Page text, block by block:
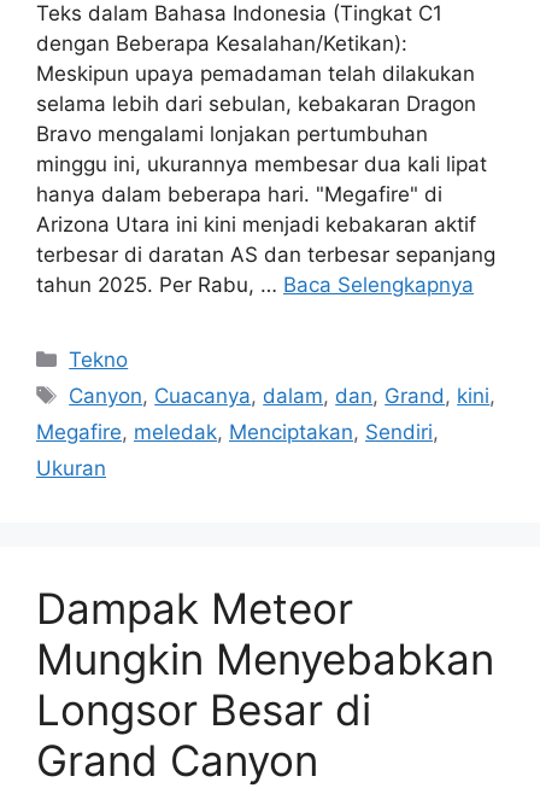
Teks dalam Bahasa Indonesia (Tingkat C1
dengan Beberapa Kesalahan/Ketikan):
Meskipun upaya pemadaman telah dilakukan
selama lebih dari sebulan, kebakaran Dragon
Bravo mengalami lonjakan pertumbuhan
minggu ini, ukurannya membesar dua kali lipat
hanya dalam beberapa hari. "Megafire" di
Arizona Utara ini kini menjadi kebakaran aktif
terbesar di daratan AS dan terbesar sepanjang
tahun 2025. Per Rabu, … Baca Selengkapnya
Kategori
Tekno
Tag
Canyon, Cuacanya, dalam, dan, Grand, kini,
Megafire, meledak, Menciptakan, Sendiri,
Ukuran
Dampak Meteor
Mungkin Menyebabkan
Longsor Besar di
Grand Canyon